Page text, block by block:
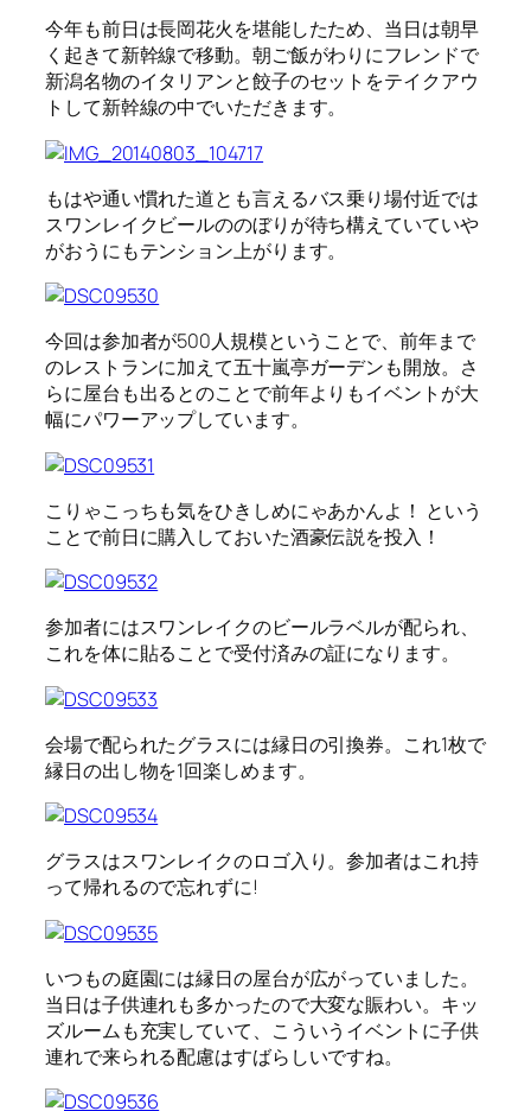
今年も前日は長岡花火を堪能したため、当日は朝早
く起きて新幹線で移動。朝ご飯がわりにフレンドで
新潟名物のイタリアンと餃子のセットをテイクアウ
トして新幹線の中でいただきます。
もはや通い慣れた道とも言えるバス乗り場付近では
スワンレイクビールののぼりが待ち構えていていや
がおうにもテンション上がります。
今回は参加者が500人規模ということで、前年まで
のレストランに加えて五十嵐亭ガーデンも開放。さ
らに屋台も出るとのことで前年よりもイベントが大
幅にパワーアップしています。
こりゃこっちも気をひきしめにゃあかんよ！ という
ことで前日に購入しておいた酒豪伝説を投入！
参加者にはスワンレイクのビールラベルが配られ、
これを体に貼ることで受付済みの証になります。
会場で配られたグラスには縁日の引換券。これ1枚で
縁日の出し物を1回楽しめます。
グラスはスワンレイクのロゴ入り。参加者はこれ持
って帰れるので忘れずに!
いつもの庭園には縁日の屋台が広がっていました。
当日は子供連れも多かったので大変な賑わい。キッ
ズルームも充実していて、こういうイベントに子供
連れで来られる配慮はすばらしいですね。